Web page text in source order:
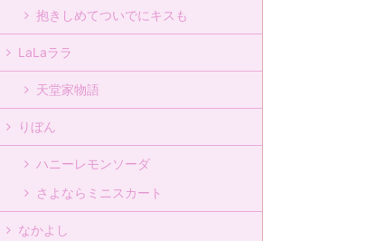
抱きしめてついでにキスも
LaLaララ
天堂家物語
りぼん
ハニーレモンソーダ
さよならミニスカート
なかよし